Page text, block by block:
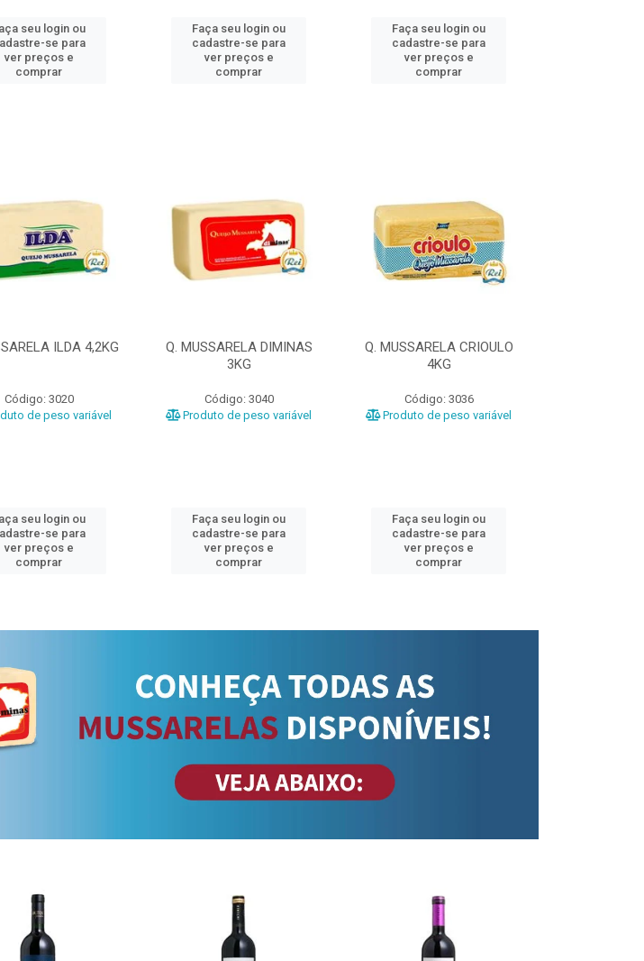
seu login ou
se para
ver preços e
comprar
Faça seu login ou
cadastre-se para
ver preços e
comprar
Faça seu login ou
cadastre-se para
ver preços e
comprar
ILDA 4,2KG
Código: 3020
de peso variável
seu login ou
se para
ver preços e
comprar
Q. MUSSARELA DIMINAS
3KG
Código: 3040
Produto de peso variável
Faça seu login ou
cadastre-se para
ver preços e
comprar
Q. MUSSARELA CRIOULO
4KG
Código: 3036
Produto de peso variável
Faça seu login ou
cadastre-se para
ver preços e
comprar